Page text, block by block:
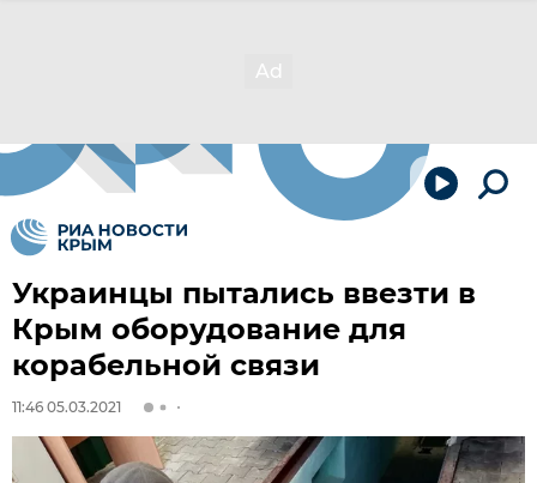
Украинцы пытались ввезти в
Крым оборудование для
корабельной связи
11:46 05.03.2021